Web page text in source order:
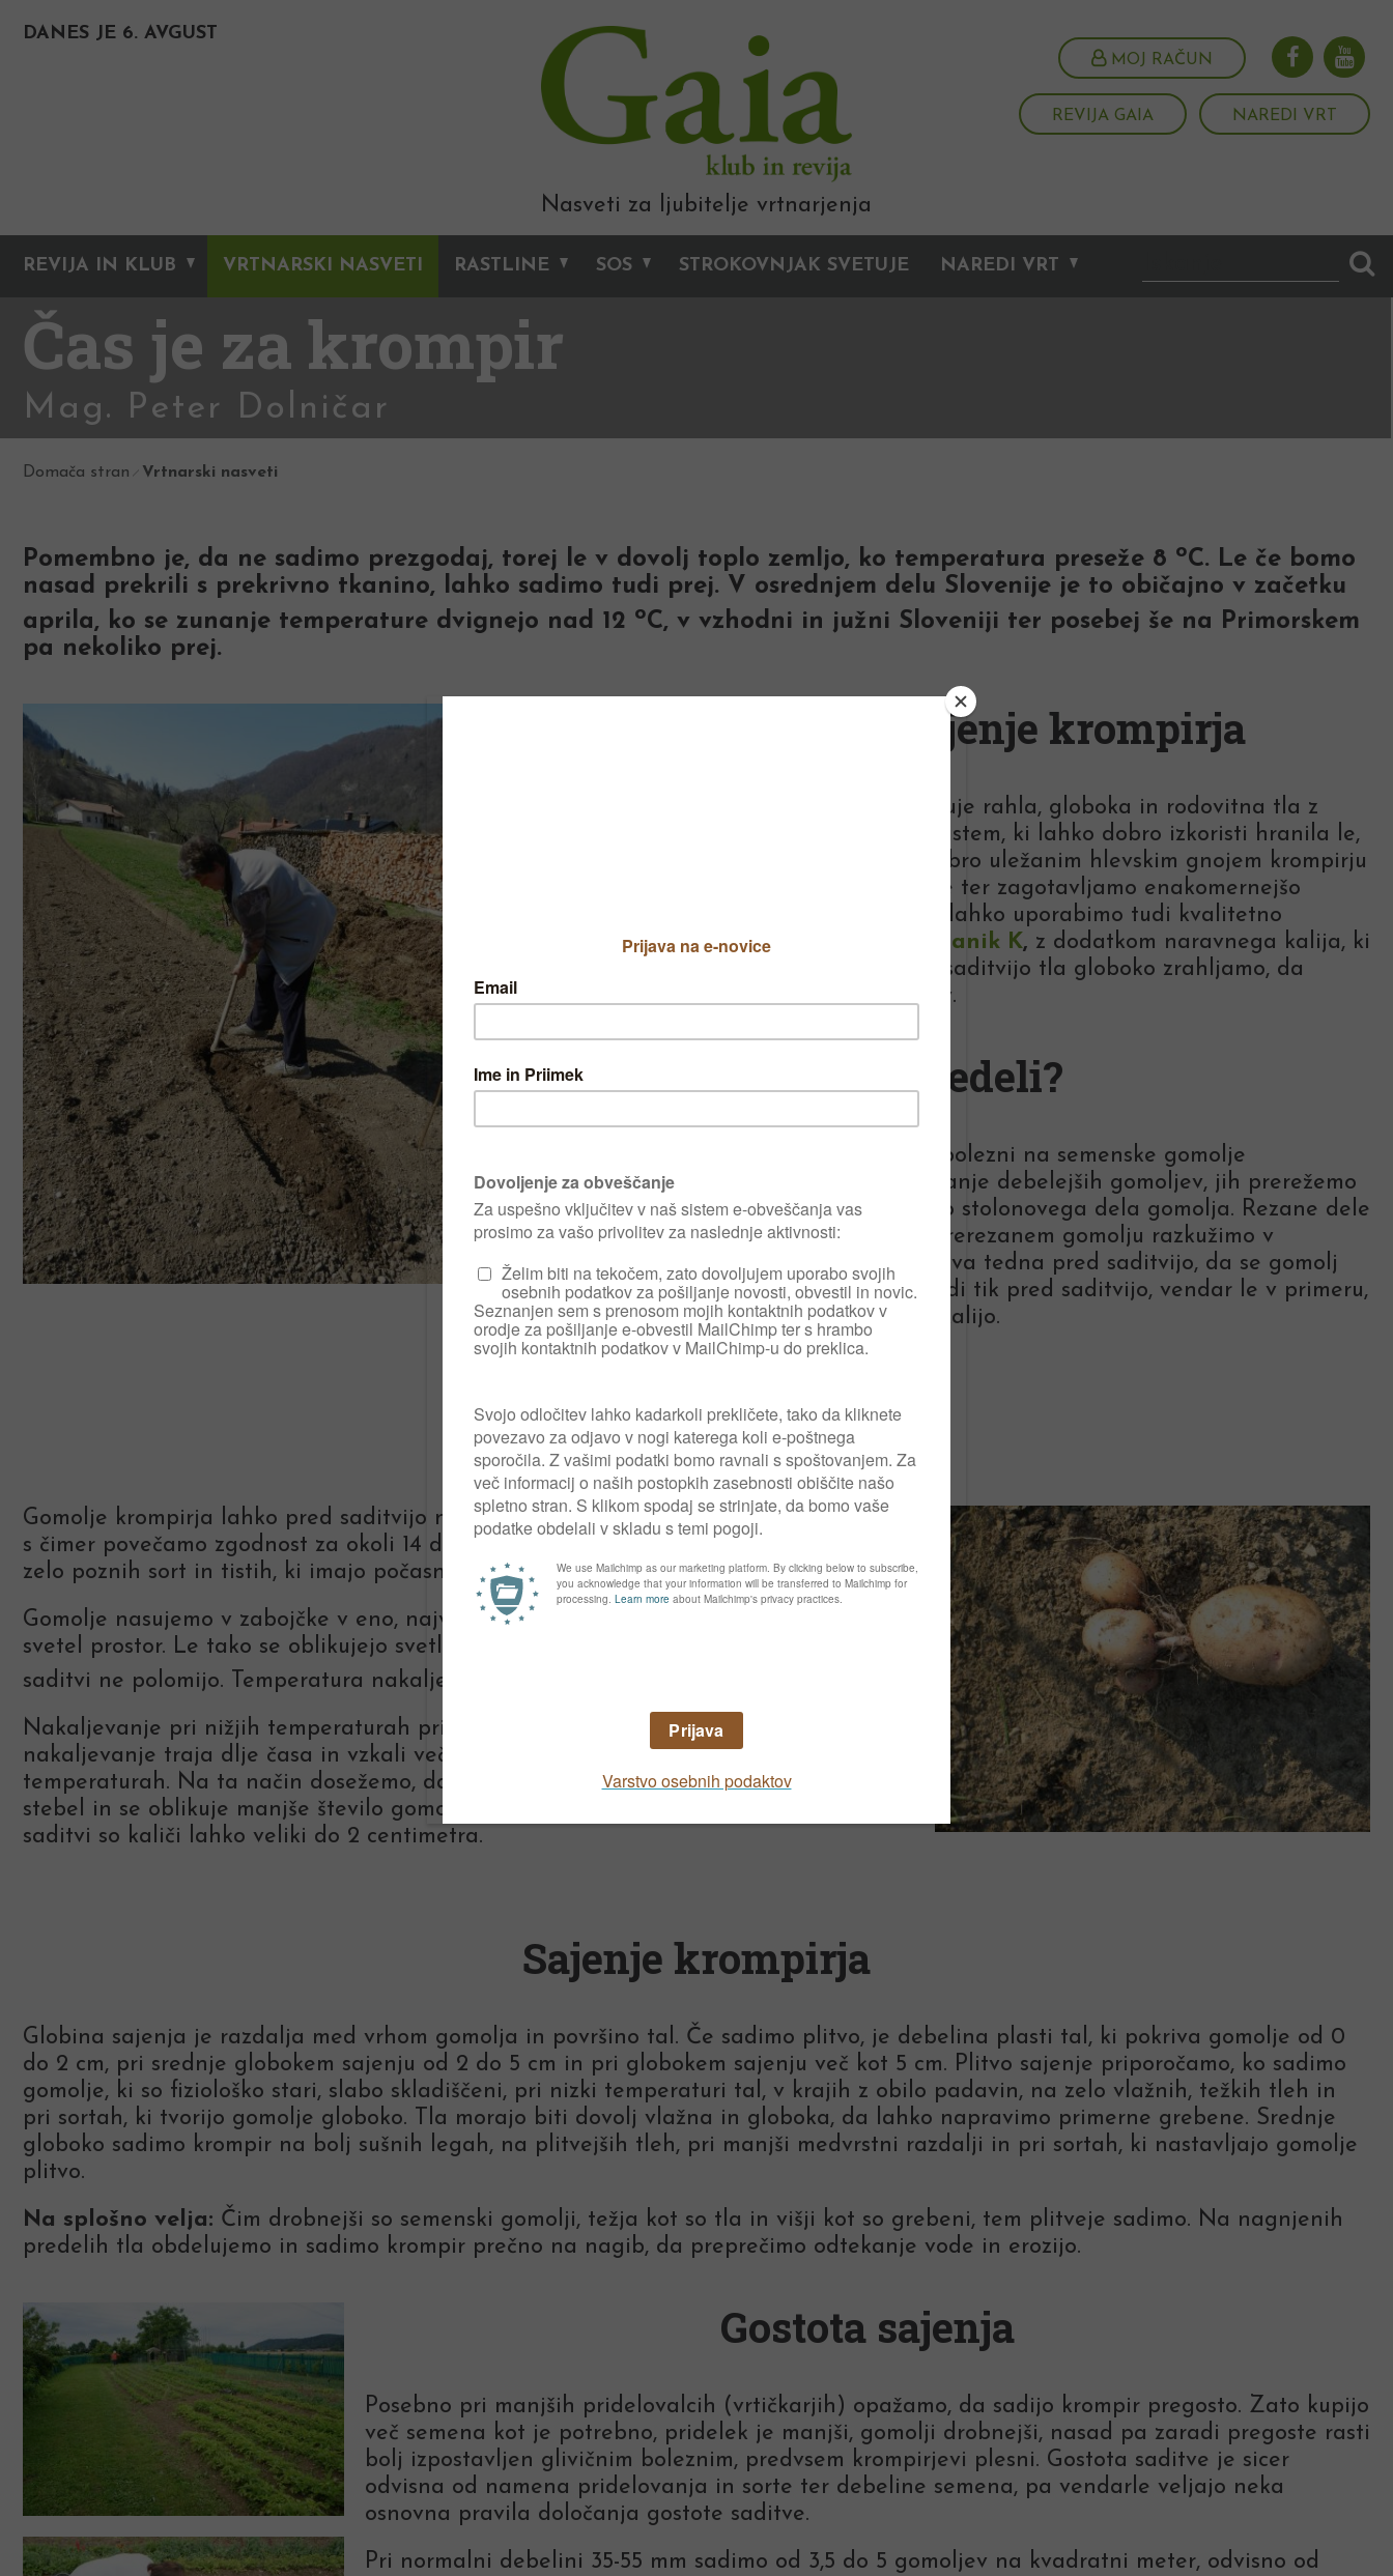
DANES JE 6. AVGUST
MOJ RAČUN
REVIJA GAIA NAREDI VRT
Nasveti za ljubitelje vrtnarjenja
REVIJA IN KLUB VRTNARSKI NASVETI RASTLINE SOS STROKOVNJAK SVETUJE NAREDI VRT
Čas je za krompir
Mag. Peter Dolničar
Domača stran Vrtnarski nasveti
Pomembno je, da ne sadimo prezgodaj, torej le v dovolj toplo zemljo, ko temperatura preseže 8 oC. Le če bomo
nasad prekrili s prekrivno tkanino, lahko sadimo tudi prej. V osrednjem delu Slovenije je to običajno v začetku
aprila, ko se zunanje temperature dvignejo nad 12 oC, v vzhodni in južni Sloveniji ter posebej še na Primorskem
pa nekoliko prej.
Priprava tal za sajenje krompirja
Krompir je okopavina, ki za svojo rast potrebuje rahla, globoka in rodovitna tla z
dovolj organske snovi. Ima plitev koreninski sistem, ki lahko dobro izkoristi hranila le,
če so lahko dostopna. Jesensko gnojenje z dobro uležanim hlevskim gnojem krompirju
godi, saj z njim dodajamo tudi mikroelemente ter zagotavljamo enakomernejšo
oskrbo z vodo in hranili. Za gnojenje seveda lahko uporabimo tudi kvalitetno
organsko gnojilo v obliki pelet
Plantella Organik K, z dodatkom naravnega kalija, ki
ga krompir nujno rabi za lepe gomolje. Pred saditvijo tla globoko zrahljamo, da
omogočimo hitro rast in oblikovanje gomoljev.
Ali ste vedeli?
Rezanje gomoljev zaradi nevarnosti širjenja bolezni na semenske gomolje
odsvetujemo. Če se vendarle odločimo za rezanje debelejših gomoljev, jih prerežemo
na dva dela pokončno od apikalnega dela do stolonovega dela gomolja. Rezane dele
potresemo s fungicidom, nož pa po vsakem prerezanem gomolju razkužimo v
alkoholu. Najprimernejši čas rezanja je vsaj dva tedna pred saditvijo, da se gomolj
posuši in se oblikuje nova kožica, lahko pa tudi tik pred saditvijo, vendar le v primeru,
ko je zemlja dovolj topla, da gomolji hitro vzkalijo.
Predpriprava gomoljev
Gomolje krompirja lahko pred saditvijo nakaljujemo, in sicer predvsem zgodnje sorte,
s čimer povečamo zgodnost za okoli 14 dni. Priporočamo tudi nakaljevanje nekaterih
zelo poznih sort in tistih, ki imajo počasno začetno rast.
Gomolje nasujemo v zabojčke v eno, največ dve plasti ter jih zložimo v ne presuh,
svetel prostor. Le tako se oblikujejo svetlobni kaliči, ki so dovolj zbiti in trdni, da se ob
saditvi ne polomijo. Temperatura nakaljevanja je lahko od 12 do 20
Nakaljevanje pri nižjih temperaturah priporočamo predvsem za poznejše sorte -
nakaljevanje traja dlje časa in vzkali več očes. Zgodne sorte nakaljujemo pri višjih
temperaturah. Na ta način dosežemo, da kali manj očes, zato na njivi izraste manj
stebel in se oblikuje manjše število gomoljev, ki pa so debelejši in zgodnejši. Pri ročni
saditvi so kaliči lahko veliki do 2 centimetra.
Sajenje krompirja
Globina sajenja je razdalja med vrhom gomolja in površino tal. Če sadimo plitvo, je debelina plasti tal, ki pokriva gomolje od 0
do 2 cm, pri srednje globokem sajenju od 2 do 5 cm in pri globokem sajenju več kot 5 cm. Plitvo sajenje priporočamo, ko sadimo
gomolje, ki so fiziološko stari, slabo skladiščeni, pri nizki temperaturi tal, v krajih z obilo padavin, na zelo vlažnih, težkih tleh in
pri sortah, ki tvorijo gomolje globoko. Tla morajo biti dovolj vlažna in globoka, da lahko napravimo primerne grebene. Srednje
globoko sadimo krompir na bolj sušnih legah, na plitvejših tleh, pri manjši medvrstni razdalji in pri sortah, ki nastavljajo gomolje
plitvo.
Na splošno velja: Čim drobnejši so semenski gomolji, težja kot so tla in višji kot so grebeni, tem plitveje sadimo. Na nagnjenih
predelih tla obdelujemo in sadimo krompir prečno na nagib, da preprečimo odtekanje vode in erozijo.
Gostota sajenja
Posebno pri manjših pridelovalcih (vrtičkarjih) opažamo, da sadijo krompir pregosto. Zato kupijo
več semena kot je potrebno, pridelek je manjši, gomolji drobnejši, nasad pa zaradi pregoste rasti
bolj izpostavljen glivičnim boleznim, predvsem krompirjevi plesni. Gostota saditve je sicer
odvisna od namena pridelovanja in sorte ter debeline semena, pa vendarle veljajo neka
osnovna pravila določanja gostote saditve.
Pri normalni debelini 35-55 mm sadimo od 3,5 do 5 gomoljev na kvadratni meter, odvisno od